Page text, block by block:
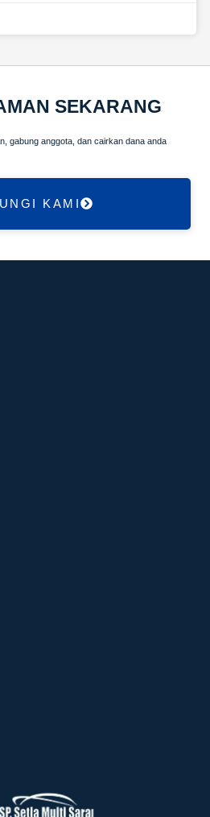
SEKARANG
gabung anggota, dan cairkan dana anda
KAMI